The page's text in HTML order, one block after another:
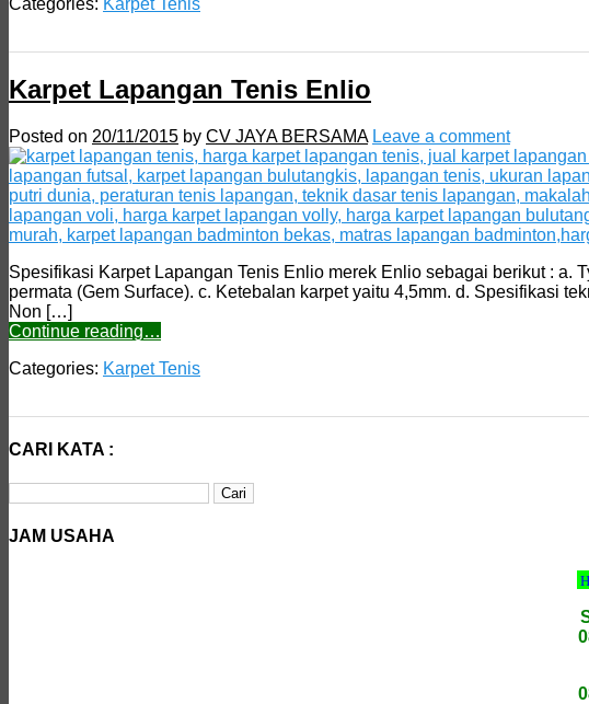
Karpet Lapangan Tenis Enlio
Posted on 20/11/2015 by CV JAYA BERSAMA Leave a comment
Spesifikasi Karpet Lapangan Tenis Enlio merek Enlio sebagai berikut : a.
permata (Gem Surface). c. Ketebalan karpet yaitu 4,5mm. d.
Non […]
Continue reading…
Categories: Karpet Tenis
CARI KATA :
JAM USAHA